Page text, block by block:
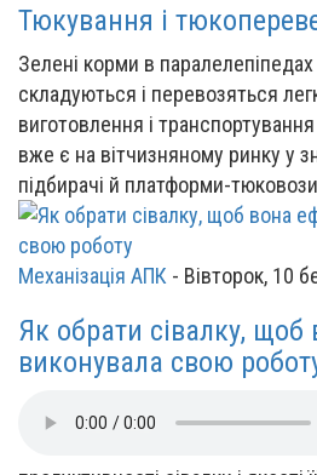
Тюкування і
Зелені корми в
складуються і перевозяться
виготовлення і транспортування
вже є на вітчизняному ринку у
підбирачі й платформи-
Механізація АПК - Вівторок, 10
Як обрати сівалку,
виконувала свою